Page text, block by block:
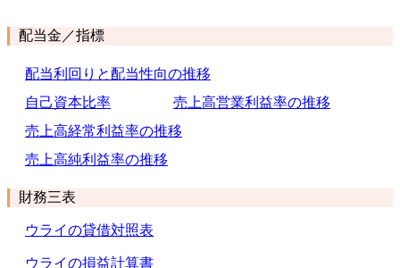
配当金／指標
配当利回りと配当性向の推移
自己資本比率
売上高営業利益率の推移
売上高経常利益率の推移
売上高純利益率の推移
財務三表
ウライの貸借対照表
ウライの損益計算書